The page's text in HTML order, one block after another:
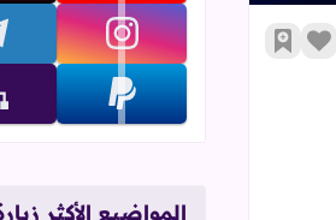
زر الإعجاب
أضف إلى العلامات المرجعية
تابعنا على instagram
تابعنا على paypal
المواضيع الأكثر